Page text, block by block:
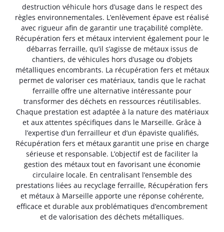
destruction véhicule hors d’usage dans le respect des
règles environnementales. L’enlèvement épave est réalisé
avec rigueur afin de garantir une traçabilité complète.
Récupération fers et métaux intervient également pour le
débarras ferraille, qu’il s’agisse de métaux issus de
chantiers, de véhicules hors d’usage ou d’objets
métalliques encombrants. La récupération fers et métaux
permet de valoriser ces matériaux, tandis que le rachat
ferraille offre une alternative intéressante pour
transformer des déchets en ressources réutilisables.
Chaque prestation est adaptée à la nature des matériaux
et aux attentes spécifiques dans le Marseille. Grâce à
l’expertise d’un ferrailleur et d’un épaviste qualifiés,
Récupération fers et métaux garantit une prise en charge
sérieuse et responsable. L’objectif est de faciliter la
gestion des métaux tout en favorisant une économie
circulaire locale. En centralisant l’ensemble des
prestations liées au recyclage ferraille, Récupération fers
et métaux à Marseille apporte une réponse cohérente,
efficace et durable aux problématiques d’encombrement
et de valorisation des déchets métalliques.